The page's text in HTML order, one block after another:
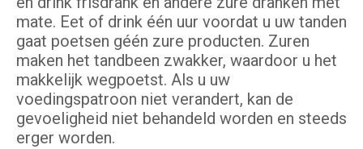
mate. Eet of drink één uur voordat u uw tanden
gaat poetsen géén zure producten. Zuren
maken het tandbeen zwakker, waardoor u het
makkelijk wegpoetst. Als u uw
voedingspatroon niet verandert, kan de
gevoeligheid niet behandeld worden en steeds
erger worden.